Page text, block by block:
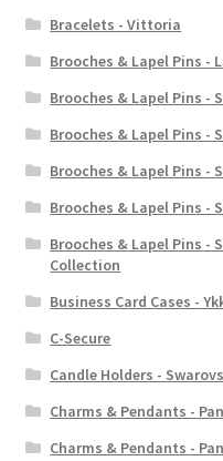
Bracelets - Vittoria
Brooches & Lapel Pins -
Brooches & Lapel Pins -
Brooches & Lapel Pins -
Brooches & Lapel Pins -
Brooches & Lapel Pins -
Brooches & Lapel Pins -
Collection
Business Card Cases -
C-Secure
Candle Holders -
Charms & Pendants -
Charms & Pendants -